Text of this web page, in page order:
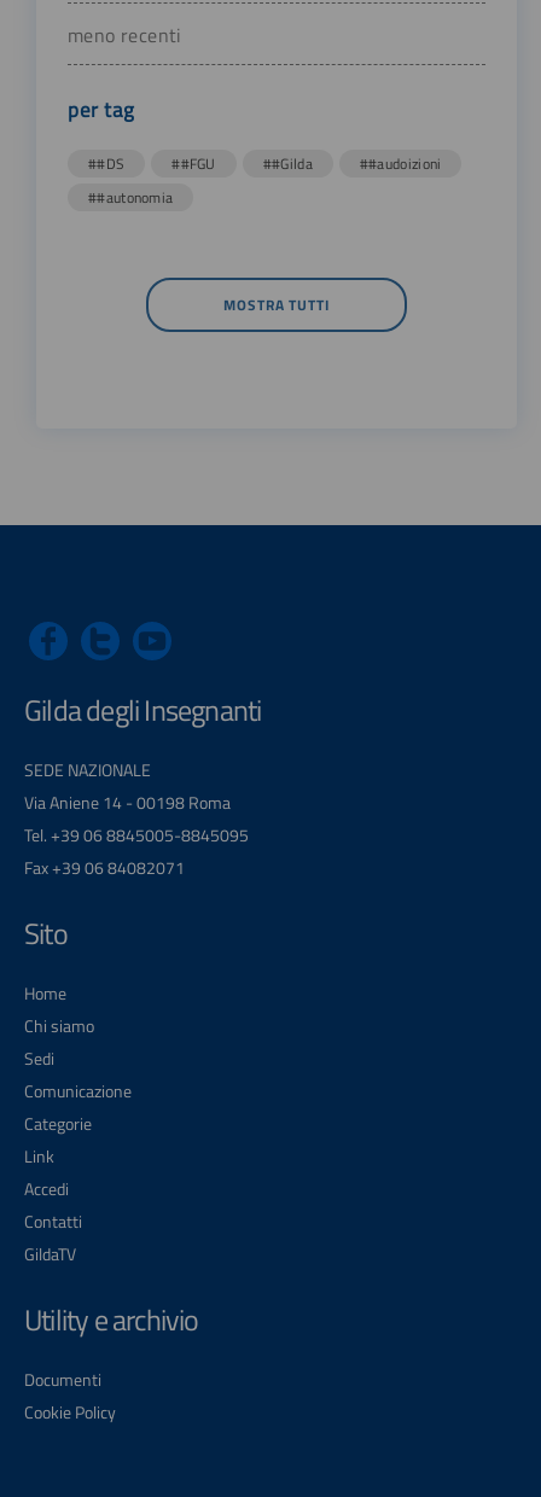
meno recenti
per tag
##DS ##FGU ##Gilda
##audoizioni
##autonomia
MOSTRA TUTTI
Gilda degli Insegnanti
SEDE NAZIONALE
Via Aniene 14 - 00198 Roma
Tel. +39 06 8845005-8845095
Fax +39 06 84082071
Sito
Home
Chi siamo
Sedi
Comunicazione
Categorie
Link
Accedi
Contatti
GildaTV
Utility e archivio
Documenti
Cookie Policy